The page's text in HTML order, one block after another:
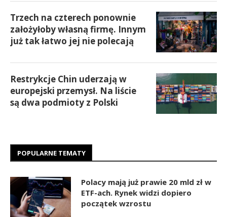
Trzech na czterech ponownie
założyłoby własną firmę. Innym
już tak łatwo jej nie polecają
Restrykcje Chin uderzają w
europejski przemysł. Na liście
są dwa podmioty z Polski
POPULARNE TEMATY
Polacy mają już prawie 20 mld zł w
ETF-ach. Rynek widzi dopiero
początek wzrostu